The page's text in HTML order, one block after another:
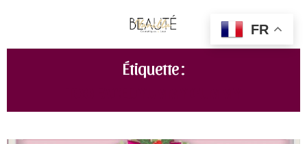
Étiquette :
FR